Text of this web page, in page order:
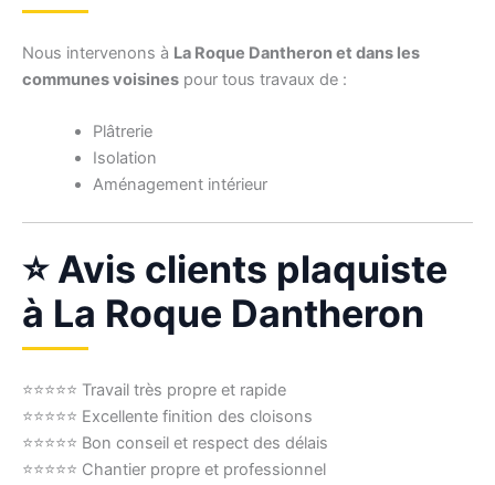
Nous intervenons à La Roque Dantheron et dans les
communes voisines pour tous travaux de :
Plâtrerie
Isolation
Aménagement intérieur
⭐ Avis clients plaquiste
à La Roque Dantheron
⭐⭐⭐⭐⭐ Travail très propre et rapide
⭐⭐⭐⭐⭐ Excellente finition des cloisons
⭐⭐⭐⭐⭐ Bon conseil et respect des délais
⭐⭐⭐⭐⭐ Chantier propre et professionnel